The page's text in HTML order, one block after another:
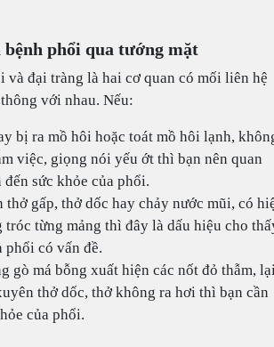
bệnh phổi qua tướng mặt
và đại tràng là hai cơ quan có mối liên hệ
với nhau. Nếu:
bị ra mồ hôi hoặc toát mồ hôi lạnh,
việc, giọng nói yếu ớt thì bạn nên quan
sức khỏe của phổi.
thở gấp, thở dốc hay chảy nước mũi, có
tróc từng mảng thì đây là dấu hiệu cho
phổi có vấn đề.
gò má bỗng xuất hiện các nốt đỏ thẫm,
thở dốc, thở không ra hơi thì bạn cần
của phổi.